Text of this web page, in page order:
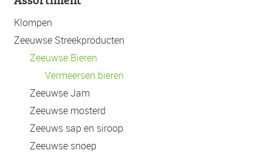
Klompen
Zeeuwse Streekproducten
Zeeuwse Bieren
Vermeersen bieren
Zeeuwse Jam
Zeeuwse mosterd
Zeeuws sap en siroop
Zeeuwse snoep